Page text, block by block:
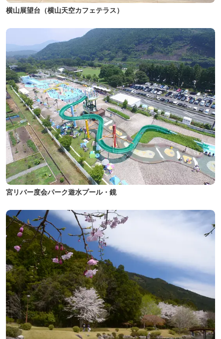
横山展望台（横山天空カフェテラス）
宮リバー度会パーク遊水プール・鏡